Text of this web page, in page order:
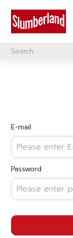
E-mail
Password